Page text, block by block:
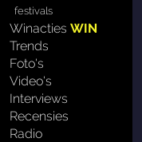
festivals
WinactiesWIN
Trends
Foto's
Video's
Interviews
Recensies
Radio